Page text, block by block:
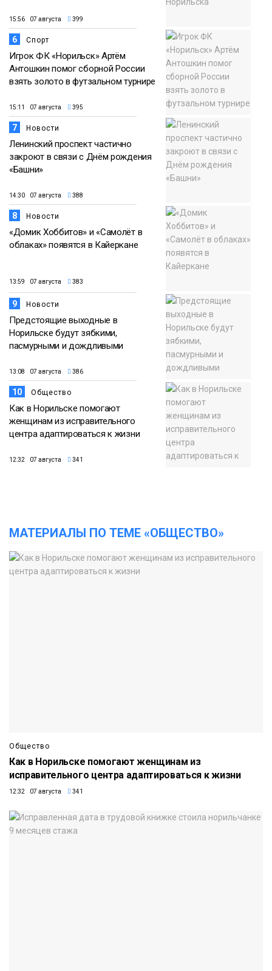
15:56 07 августа 399
6 Спорт
Игрок ФК «Норильск» Артём
Антошкин помог сборной России
взять золото в футзальном турнире
15:11 07 августа 395
7 Новости
Ленинский проспект частично
закроют в связи с Днём рождения
«Башни»
14:30 07 августа 388
8 Новости
«Домик Хоббитов» и «Самолёт в
облаках» появятся в Кайеркане
13:59 07 августа 383
9 Новости
Предстоящие выходные в
Норильске будут зябкими,
пасмурными и дождливыми
13:08 07 августа 386
10 Общество
Как в Норильске помогают
женщинам из исправительного
центра адаптироваться к жизни
12:32 07 августа 341
МАТЕРИАЛЫ ПО ТЕМЕ «ОБЩЕСТВО»
Общество
Как в Норильске помогают женщинам из
исправительного центра адаптироваться к жизни
12:32 07 августа 341